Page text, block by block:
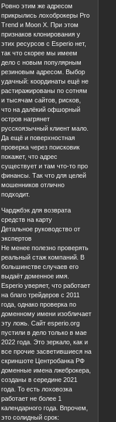
Ровно этим же адресом
прикрылись лохоброкеры Pro
Trend и Moon X. При этом
признаков клонирования у
этих ресурсов с Esperio нет,
так что скорее мы имеем
дело с новым популярным
резиновым адресом. Выбор
удачный: координаты ещё не
растиражированы по сотням
и тысячам сайтов, рисков,
что на далёкий офшорный
остров нагрянет
русскоязычный клиент мало.
Да ещё и поверхностная
проверка через поисковик
покажет, что адрес
существует и там что-то про
финансы. Так что для целей
мошенников отлично
подходит.
Чарджбэк для возврата
средств на карту
Детальное руководство от
экспертов
Не менее полезно проверять
реальный стаж компаний. В
большинстве случаев его
выдаёт доменное имя.
Esperio уверяет, что работает
на благо трейдеров с 2011
года, однако проверка по
доменному имени изобличает
эту ложь. Сайт esperio.org
пустили в дело только в мае
2022 года. Это зеркало, как и
все прочие засветившиеся на
скриншоте Центробанка РФ
доменные имена лжеброкера,
созданы в середине 2021
года. То есть лоховозка
работает не более 1
календарного года. Впрочем,
это солидный срок: